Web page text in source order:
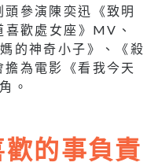
參演陳奕迅《致明
歡處女座》MV、
的神奇小子》、《殺
為電影《看我今天
。
的事負責